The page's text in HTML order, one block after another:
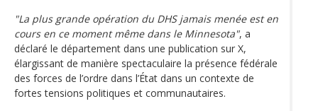
"La plus grande opération du DHS jamais menée est en
cours en ce moment même dans le Minnesota", a
déclaré le département dans une publication sur X,
élargissant de manière spectaculaire la présence fédérale
des forces de l’ordre dans l’État dans un contexte de
fortes tensions politiques et communautaires.